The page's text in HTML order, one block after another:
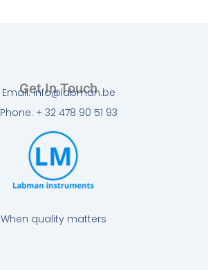
When quality matters
Get In Touch
Email: info@labman.be
Phone: + 32 478 90 51 93